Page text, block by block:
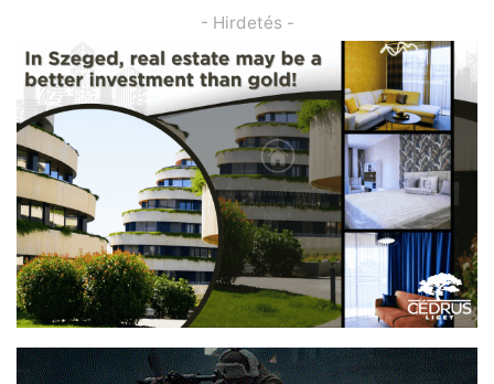
- Hirdetés -